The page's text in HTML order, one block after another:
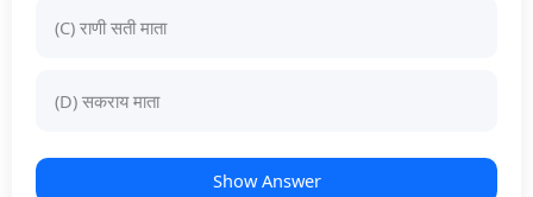
(C) राणी सती माता
(D) सकराय माता
Show Answer